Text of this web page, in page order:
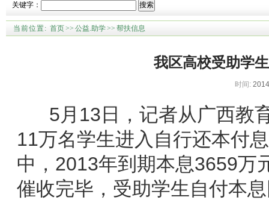
关键字： 搜索
当前位置: 首页>> 公益.助学>> 帮扶信息
我区高校受助学
时间:
5月13日，记者从广西教
11万名学生进入自行还本付
中，2013年到期本息3659万
催收完毕，受助学生自付本